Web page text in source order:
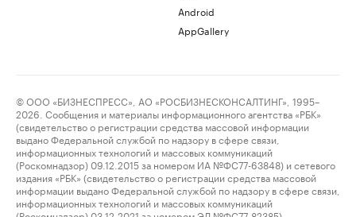
Android
AppGallery
© ООО «БИЗНЕСПРЕСС», АО «РОСБИЗНЕСКОНСАЛТИНГ», 1995–
2026. Сообщения и материалы информационного агентства «РБК»
(свидетельство о регистрации средства массовой информации
выдано Федеральной службой по надзору в сфере связи,
информационных технологий и массовых коммуникаций
(Роскомнадзор) 09.12.2015 за номером ИА №ФС77-63848) и сетевого
издания «РБК» (свидетельство о регистрации средства массовой
информации выдано Федеральной службой по надзору в сфере связи,
информационных технологий и массовых коммуникаций